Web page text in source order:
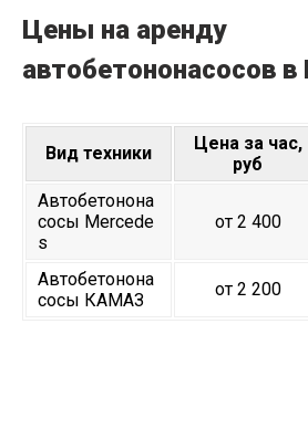
Цены на аренду
автобетононасосов в
Вид техники
Цена за час,
руб
Автобетонона
сосы Mercede
s
от 2 400
Автобетонона
сосы КАМАЗ
от 2 200